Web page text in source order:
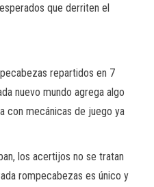
que derriten el
repartidos en 7
nuevo mundo agrega algo
con mecánicas de juego ya
los acertijos no se tratan
rompecabezas es único y